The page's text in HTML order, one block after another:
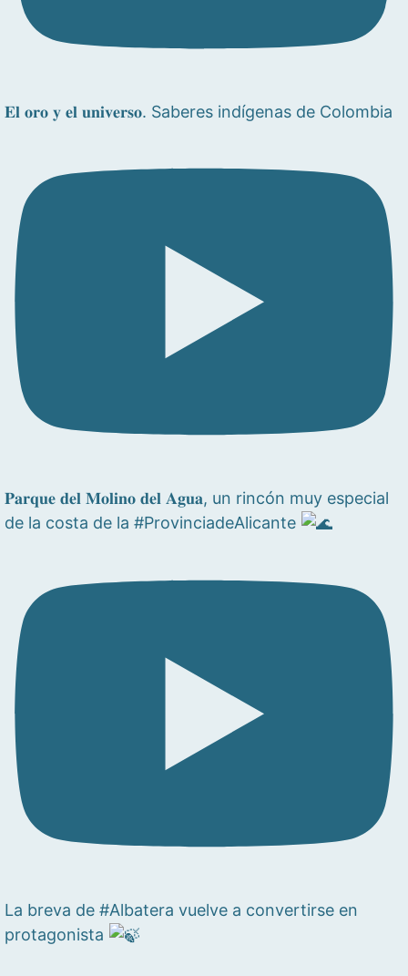
𝐄𝐥 𝐨𝐫𝐨 𝐲 𝐞𝐥 𝐮𝐧𝐢𝐯𝐞𝐫𝐬𝐨. Saberes indígenas de Colombia
𝐏𝐚𝐫𝐪𝐮𝐞 𝐝𝐞𝐥 𝐌𝐨𝐥𝐢𝐧𝐨 𝐝𝐞𝐥 𝐀𝐠𝐮𝐚, un rincón muy especial
de la costa de la #ProvinciadeAlicante
La breva de #Albatera vuelve a convertirse en
protagonista